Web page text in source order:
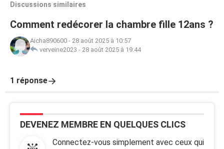
Discussions similaires
Comment redécorer la chambre fille 12ans ?
Aicha890600 - 28 août 2025 à 10:57
verveine2023 - 28 août 2025 à 19:44
1 réponse
DEVENEZ MEMBRE EN QUELQUES CLICS
Connectez-vous simplement avec ceux qui